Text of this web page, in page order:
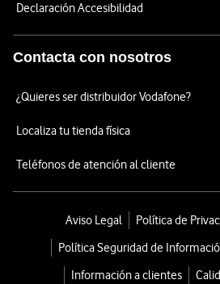
Declaración Accesibilidad
Contacta con nosotros
¿Quieres ser distribuidor Vodafone?
Localiza tu tienda física
Teléfonos de atención al cliente
Aviso Legal
Política de
Política Seguridad de
Información a clientes